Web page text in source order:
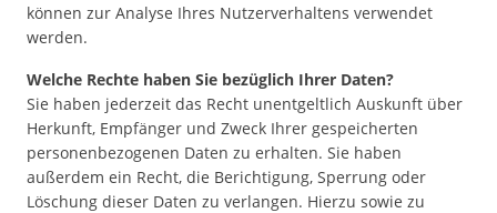
können zur Analyse Ihres Nutzerverhaltens verwendet
werden.
Welche Rechte haben Sie bezüglich Ihrer Daten?
Sie haben jederzeit das Recht unentgeltlich Auskunft über
Herkunft, Empfänger und Zweck Ihrer gespeicherten
personenbezogenen Daten zu erhalten. Sie haben
außerdem ein Recht, die Berichtigung, Sperrung oder
Löschung dieser Daten zu verlangen. Hierzu sowie zu